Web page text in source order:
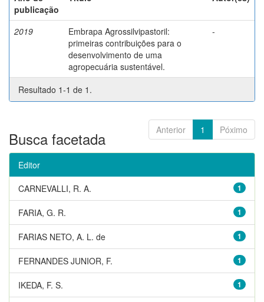
publicação
2019
Embrapa Agrossilvipastoril:
primeiras contribuições para o
desenvolvimento de uma
agropecuária sustentável.
-
Resultado 1-1 de 1.
Anterior 1 Póximo
Busca facetada
Editor
1
CARNEVALLI, R. A.
1
FARIA, G. R.
1
FARIAS NETO, A. L. de
1
FERNANDES JUNIOR, F.
1
IKEDA, F. S.